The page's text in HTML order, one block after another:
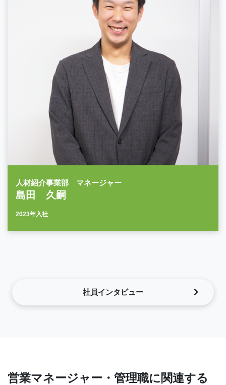
人材紹介事業部 マネージャー
島田 久嗣
2023年入社
社員インタビュー
営業マネージャー・管理職に関連する